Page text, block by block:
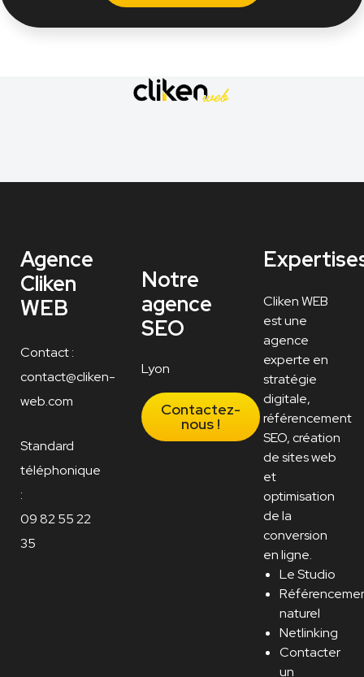
Agence
Cliken
WEB
Contact :
contact@cliken-
web.com
Standard
téléphonique
:
09 82 55 22
35
Notre
agence
SEO
Lyon
Contactez-
nous !
Cliken WEB
est une
agence
experte en
stratégie
digitale,
référencement
SEO, création
de sites web
et
optimisation
de la
conversion
en ligne.
Le Studio
naturel
Netlinking
Contacter
un